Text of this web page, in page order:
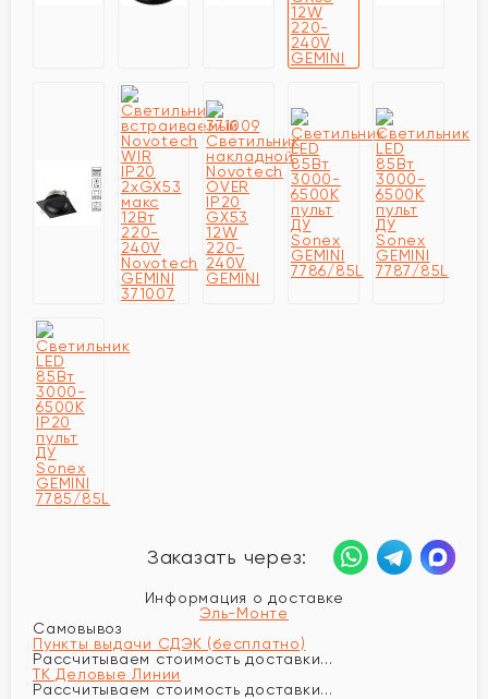
Заказать через:
Информация о доставке
Эль-Монте
Самовывоз
Пункты выдачи СДЭК (бесплатно)
Рассчитываем стоимость доставки...
ТК Деловые Линии
Рассчитываем стоимость доставки...